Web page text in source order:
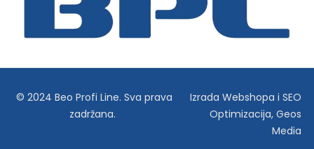
© 2024 Beo Profi Line. Sva prava
zadržana.
Izrada Webshopa iSEO
Optimizacija,Geos
Media